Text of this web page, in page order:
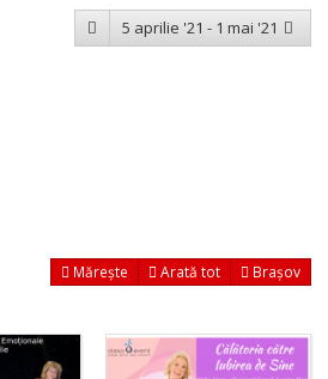
5 aprilie '21 - 1 mai '21
Mărește Arată tot Brașov